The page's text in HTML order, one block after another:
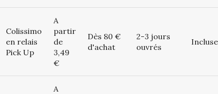
Colissimo
en relais
Pick Up
A
partir
de
3,49
€
Dès 80 €
d'achat
2-3 jours
ouvrés
Incluse
A